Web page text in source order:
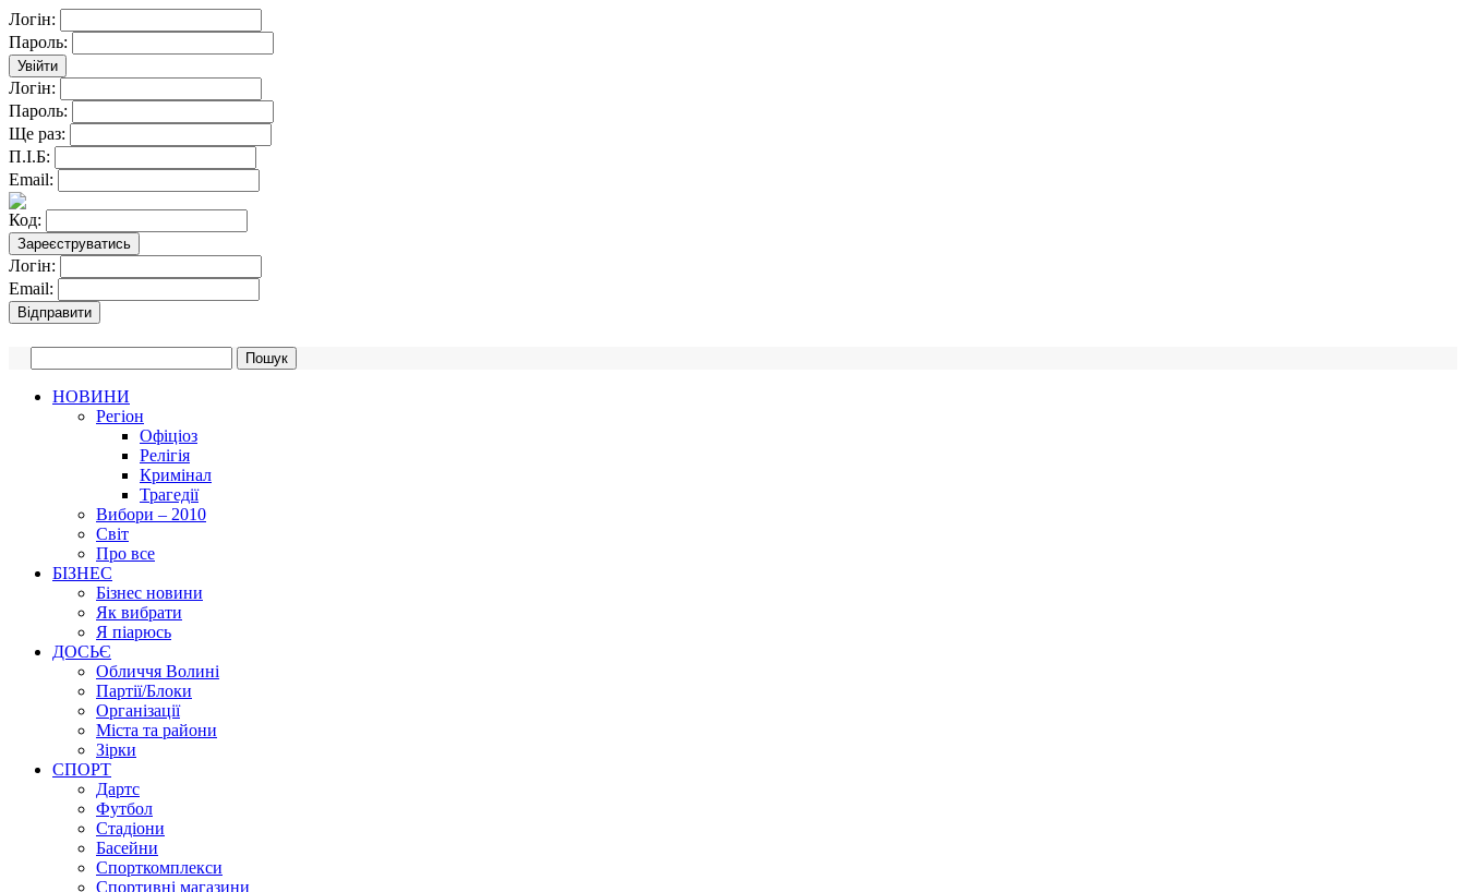
Логін:
Пароль:
Логін:
Пароль:
Ще раз:
П.І.Б:
Email:
Код:
Логін:
Email:
НОВИНИ
Регіон
Офіціоз
Релігія
Кримінал
Трагедії
Вибори – 2010
Світ
Про все
БІЗНЕС
Бізнес новини
Як вибрати
Я піарюсь
ДОСЬЄ
Обличчя Волині
Партії/Блоки
Організації
Міста та райони
Зірки
СПОРТ
Дартс
Футбол
Стадіони
Басейни
Спорткомплекси
Спортивні магазини